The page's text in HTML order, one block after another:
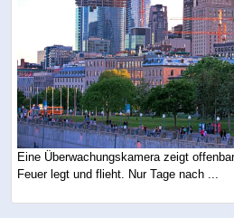
Eine Überwachungskamera zeigt
Feuer legt und flieht. Nur Tage nach ...